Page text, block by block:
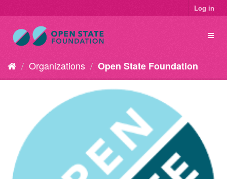
Log in
Organizations Open State Foundation